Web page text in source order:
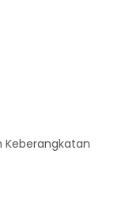
Keberangkatan